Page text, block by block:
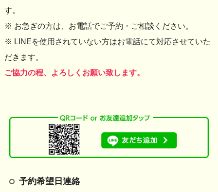
す。
※ お急ぎの方は、お電話でご予約・ご相談ください。
※ LINEを使用されていない方はお電話にて対応させていた
だきます。
ご協力の程、よろしくお願い致します。
予約希望日連絡